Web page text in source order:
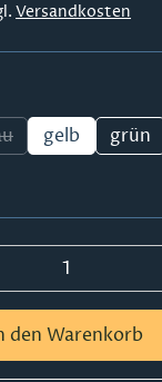
Versandkosten
Option ist zurzeit
gelb grün
Gib den
den Warenkorb